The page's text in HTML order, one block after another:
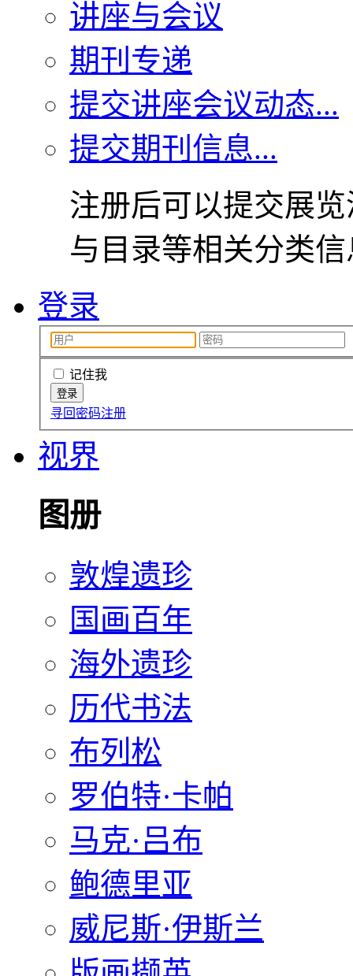
讲座与会议
期刊专递
提交讲座会议动态...
提交期刊信息...
注册后可以提交展
与目录等相关分类
登录
记住我
寻回密码注册
视界
图册
敦煌遗珍
国画百年
海外遗珍
历代书法
布列松
罗伯特·卡帕
马克·吕布
鲍德里亚
威尼斯·伊斯兰